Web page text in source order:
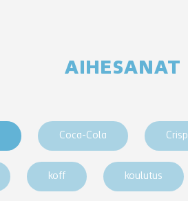
AIHESANAT
Coca-Cola Crisp
koff koulutus